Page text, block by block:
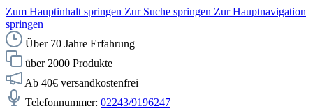
Zum Hauptinhalt springen Zur Suche springen Zur Hauptnavigation
springen
Über 70 Jahre Erfahrung
über 2000 Produkte
Ab 40€ versandkostenfrei
Telefonnummer: 02243/9196247